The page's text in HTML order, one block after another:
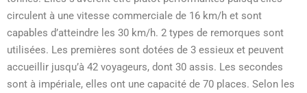
circulent à une vitesse commerciale de 16 km/h et sont
capables d’atteindre les 30 km/h. 2 types de remorques sont
utilisées. Les premières sont dotées de 3 essieux et peuvent
accueillir jusqu’à 42 voyageurs, dont 30 assis. Les secondes
sont à impériale, elles ont une capacité de 70 places. Selon les